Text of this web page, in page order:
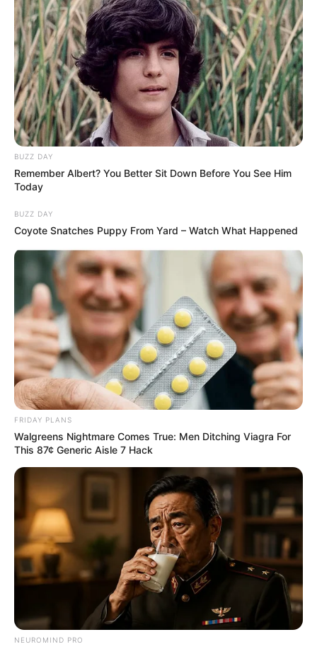
BUZZ DAY
Remember Albert? You Better Sit Down Before You See Him
Today
BUZZ DAY
Coyote Snatches Puppy From Yard – Watch What Happened
FRIDAY PLANS
Walgreens Nightmare Comes True: Men Ditching Viagra For
This 87¢ Generic Aisle 7 Hack
NEUROMIND PRO